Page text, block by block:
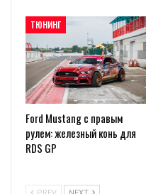
ТЮНИНГ
Ford Mustang с правым
рулем: железный конь для
RDS GP